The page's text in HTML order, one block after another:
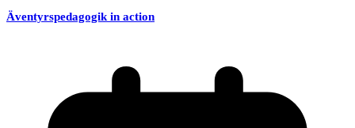
Äventyrspedagogik in action